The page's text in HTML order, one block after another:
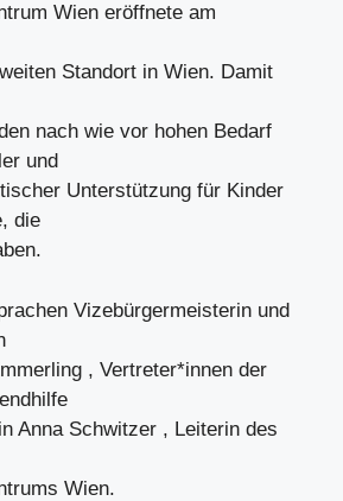
Wien eröffnete am
Standort in Wien. Damit
nach wie vor hohen Bedarf
und
Unterstützung für Kinder
die
Vizebürgermeisterin und
, Vertreter*innen der
Anna Schwitzer , Leiterin des
Wien.